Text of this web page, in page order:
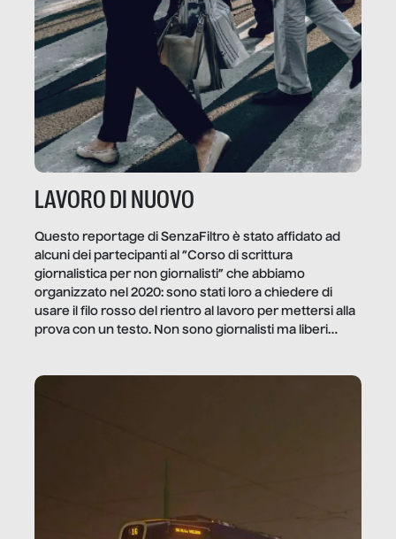
LAVORO DI NUOVO
Questo reportage di SenzaFiltro è stato affidato ad
alcuni dei partecipanti al “Corso di scrittura
giornalistica per non giornalisti” che abbiamo
organizzato nel 2020: sono stati loro a chiedere di
usare il filo rosso del rientro al lavoro per mettersi alla
prova con un testo. Non sono giornalisti ma liberi